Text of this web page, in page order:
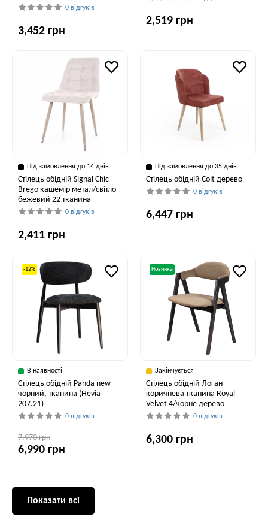
0 відгуків
3,452 грн
2,519 грн
Під замовлення до 14 днів
Стілець обідній Signal Chic
Brego кашемір метал/світло-
бежевий 22 тканина
0 відгуків
2,411 грн
Під замовлення до 35 днів
Стілець обідній Colt дерево
0 відгуків
6,447 грн
-12%
В наявності
Стілець обідній Panda new
чорний, тканина (Hevia
207.21)
0 відгуків
7,970 грн
6,990 грн
Новинка
Закінчується
Стілець обідній Логан
коричнева тканина Royal
Velvet 4/чорне дерево
0 відгуків
6,300 грн
Показати всі